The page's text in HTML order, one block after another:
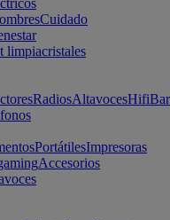
Cuidado
limpiacristales
RadiosAltavocesHifi
PortátilesImpresoras
Accesorios